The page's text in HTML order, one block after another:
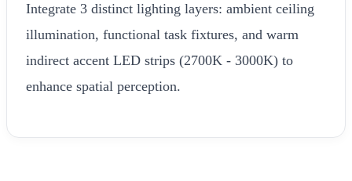
Integrate 3 distinct lighting layers: ambient ceiling
illumination, functional task fixtures, and warm
indirect accent LED strips (2700K - 3000K) to
enhance spatial perception.